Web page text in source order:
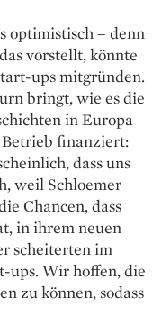
optimistisch – denn
vorstellt, könnte
ups mitgründen.
bringt, wie es die
in Europa
Betrieb finanziert:
dass uns
weil Schloemer
Chancen, dass
in ihrem neuen
scheiterten im
ups. Wir hoffen, die
zu können, sodass